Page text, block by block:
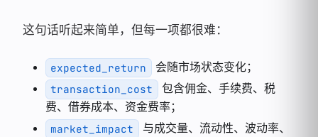
这句话听起来简单，但每一项都很难：
expected_return 会随市场状态变化；
transaction_cost
包含佣金、手续费、税
费、借券成本、资金费率；
market_impact
与成交量、流动性、波动率、